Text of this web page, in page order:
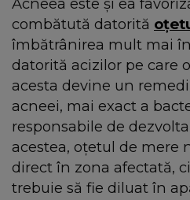
combătută datorită
îmbătrânirea mult mai
datorită acizilor pe care
acesta devine un
acneei, mai exact a
responsabile de
acestea, oțetul de mere
direct în zona afectată,
trebuie să fie diluat în